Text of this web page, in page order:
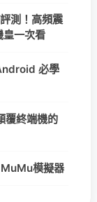
測！高頻震
一次看
必學
覆終端機的
模擬器